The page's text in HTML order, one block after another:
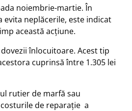
noiembrie-martie. În
neplăcerile, este indicat
această acțiune.
înlocuitoare. Acest tip
cuprinsă între 1.305 lei
rutier de marfă sau
de reparație a